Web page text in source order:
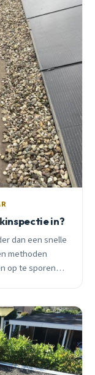
in?
dan een snelle
methoden
op te sporen